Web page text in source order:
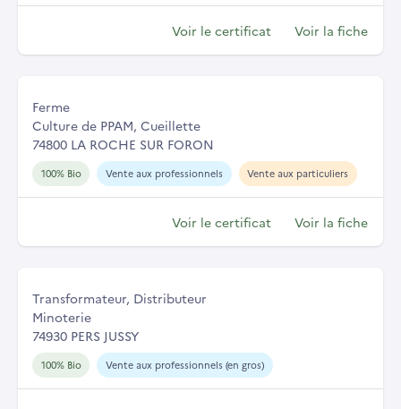
Voir le certificat Voir la fiche
Ferme
Culture de PPAM, Cueillette
74800 LA ROCHE SUR FORON
100% Bio Vente aux professionnels Vente aux particuliers
Voir le certificat Voir la fiche
Transformateur, Distributeur
Minoterie
74930 PERS JUSSY
100% Bio Vente aux professionnels (en gros)